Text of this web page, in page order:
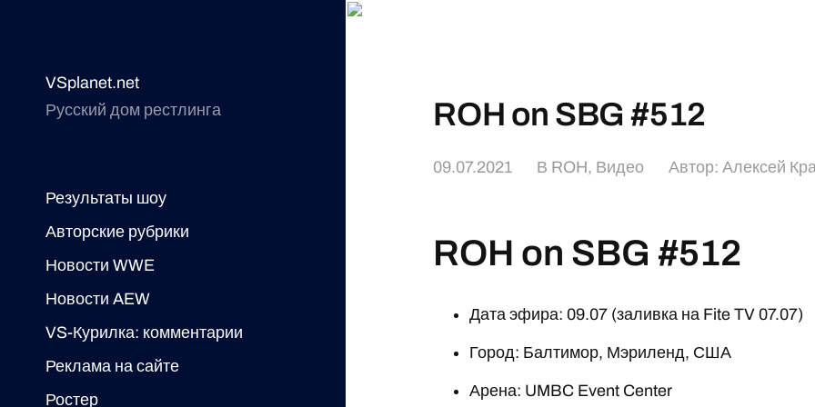
VSplanet.net
Русский дом рестлинга
Результаты шоу
Авторские рубрики
Новости WWE
Новости AEW
VS-Курилка: комментарии
Реклама на сайте
Ростер
ROH on SBG #512
09.07.2021 В ROH, Видео Автор:Алексей
ROH on SBG #512
Дата эфира: 09.07 (заливка на Fite TV 07.07)
Город: Балтимор, Мэриленд, США
Арена: UMBC Event Center